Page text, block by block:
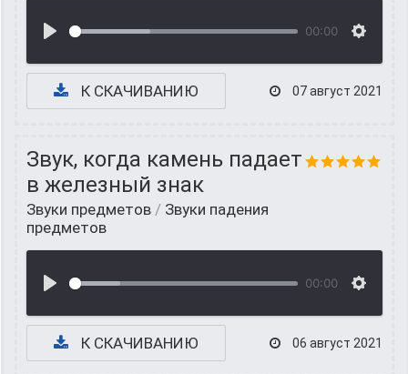
00:00
К СКАЧИВАНИЮ 07 август 2021
Звук, когда камень падает
в железный знак
Звуки предметов / Звуки падения
предметов
00:00
К СКАЧИВАНИЮ 06 август 2021